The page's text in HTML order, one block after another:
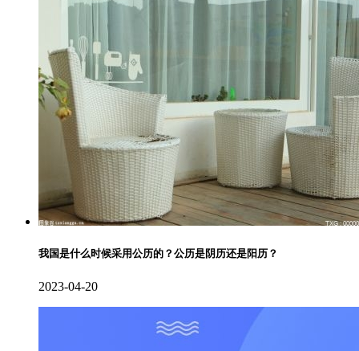
我国是什么时候采用公历的？公历是阴历还是阳历？
2023-04-20